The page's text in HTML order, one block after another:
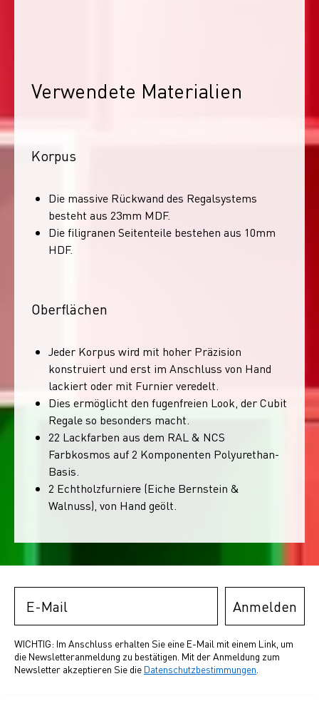
Verwendete Materialien
Korpus
Die massive Rückwand des Regalsystems
besteht aus 23mm MDF.
Die filigranen Seitenteile bestehen aus 10mm
HDF.
Oberflächen
Jeder Korpus wird mit hoher Präzision
konstruiert und erst im Anschluss von Hand
lackiert oder mit Furnier veredelt.
Dies ermöglicht den fugenfreien Look, der Cubit
Regale so besonders macht.
22 Lackfarben aus dem RAL & NCS
Farbkosmos auf 2 Komponenten Polyurethan-
Basis.
2 Echtholzfurniere (Eiche Bernstein &
Walnuss), von Hand geölt.
Anmelden
WICHTIG: Im Anschluss erhalten Sie eine E-Mail mit einem Link, um
die Newsletteranmeldung zu bestätigen. Mit der Anmeldung zum
Newsletter akzeptieren Sie die Datenschutzbestimmungen